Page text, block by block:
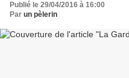
Publié le 29/04/2016 à 16:00
Par un pèlerin